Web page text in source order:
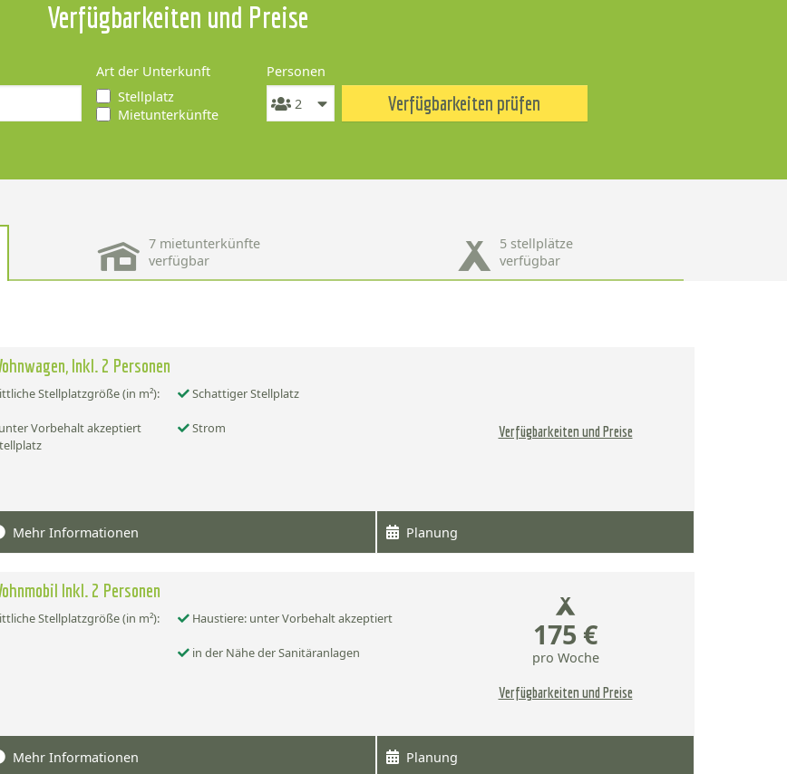
Verfügbarkeiten und Preise
Art der Unterkunft
Stellplatz
Mietunterkünfte
Personen
Verfügbarkeiten prüfen
7 mietunterkünfte
verfügbar
5 stellplätze
verfügbar
Inkl. 2 Personen
Stellplatzgröße (in m²):
Schattiger Stellplatz
Vorbehalt akzeptiert
Strom
Verfügbarkeiten und Preise
Mehr Informationen Planung
Inkl. 2 Personen
Stellplatzgröße (in m²):
Haustiere: unter Vorbehalt akzeptiert
in der Nähe der Sanitäranlagen
175 €
pro Woche
Verfügbarkeiten und Preise
Mehr Informationen Planung